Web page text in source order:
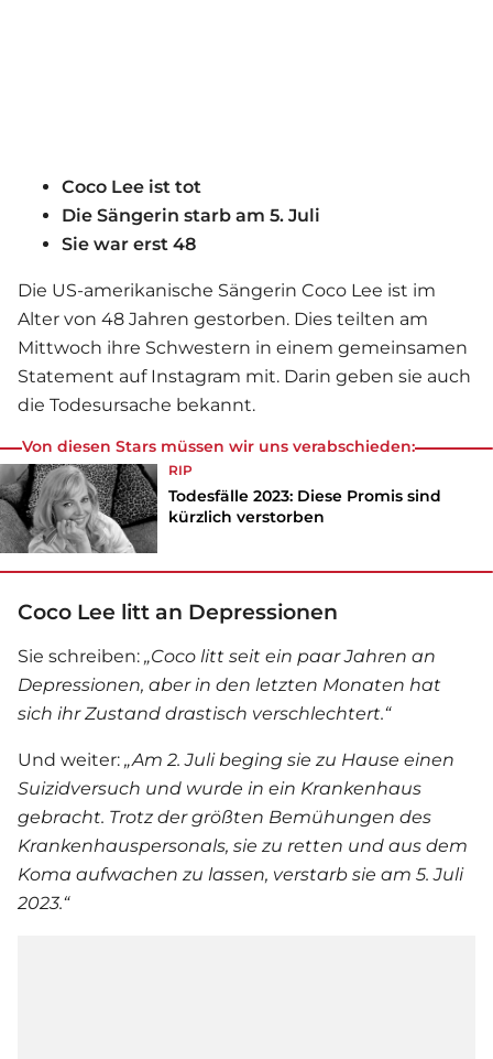
Coco Lee ist tot
Die Sängerin starb am 5. Juli
Sie war erst 48
Die US-amerikanische Sängerin Coco Lee ist im
Alter von 48 Jahren gestorben. Dies teilten am
Mittwoch ihre Schwestern in einem gemeinsamen
Statement auf Instagram mit. Darin geben sie auch
die Todesursache bekannt.
Von diesen Stars müssen wir uns verabschieden:
RIP
Todesfälle 2023: Diese Promis sind
kürzlich verstorben
Coco Lee litt an Depressionen
Sie schreiben: „Coco litt seit ein paar Jahren an
Depressionen, aber in den letzten Monaten hat
sich ihr Zustand drastisch verschlechtert.“
Und weiter: „Am 2. Juli beging sie zu Hause einen
Suizidversuch und wurde in ein Krankenhaus
gebracht. Trotz der größten Bemühungen des
Krankenhauspersonals, sie zu retten und aus dem
Koma aufwachen zu lassen, verstarb sie am 5. Juli
2023.“